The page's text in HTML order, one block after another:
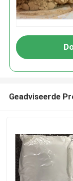
Geadviseerde